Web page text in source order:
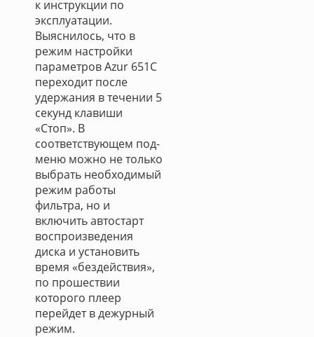
к инструкции по
эксплуатации.
Выяснилось, что в
режим настройки
параметров Azur 651C
переходит после
удержания в течении 5
секунд клавиши
«Стоп». В
соответствующем под-
меню можно не только
выбрать необходимый
режим работы
фильтра, но и
включить автостарт
воспроизведения
диска и установить
время «бездействия»,
по прошествии
которого плеер
перейдет в дежурный
режим.